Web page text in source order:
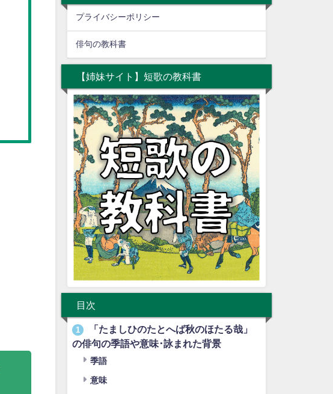
プライバシーポリシー
俳句の教科書
【姉妹サイト】短歌の教科書
目次
1
「たましひのたとへば秋のほたる哉」
の俳句の季語や意味･詠まれた背景
季語
意味